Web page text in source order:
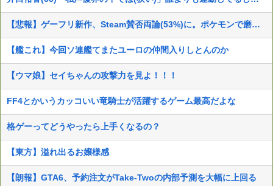
【悲報】ゲーフリ新作、Steam賛否両論(53%)に。ポケモンで磨いた技術力…
【艦これ】今回ソ連艦てまたユーロの仲間入りしとんのか
【ウマ娘】セイちゃんの攻撃力を見よ！！！
FF4とかいうカッコいい竜騎士が活躍するゲーム最高だよな
格ゲーってどうやったら上手くなるの？
【東方】溢れ出るお嬢様感
【朗報】GTA6、予約注文がTake-Twoの内部予測を大幅に上回る